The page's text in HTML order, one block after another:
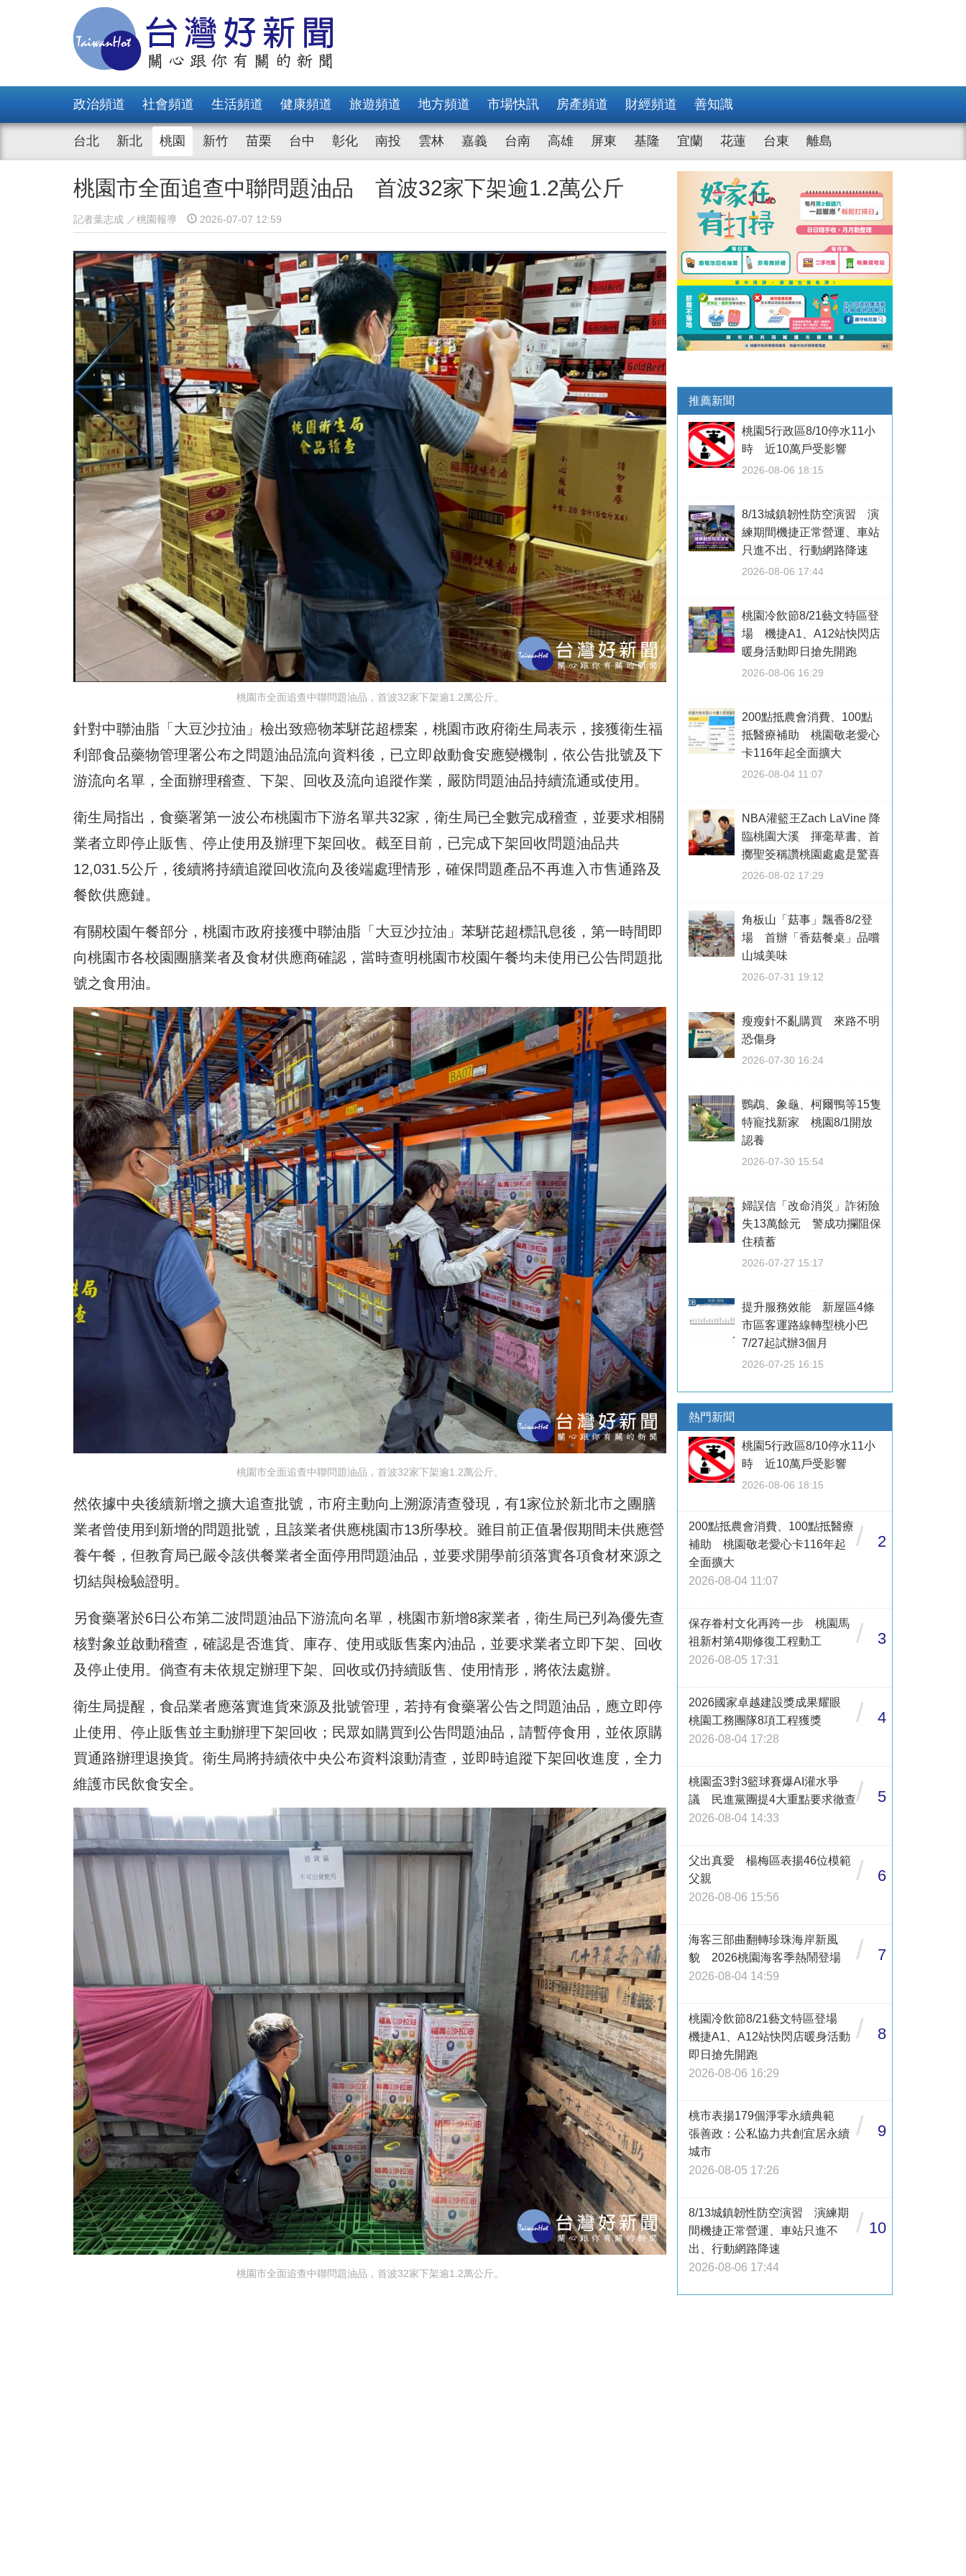
政治頻道 社會頻道 生活頻道 健康頻道 旅遊頻道 地方頻道 市場快訊 房產頻道 財經頻道 善知識
台北 新北 桃園 新竹 苗栗 台中 彰化 南投 雲林 嘉義 台南 高雄 屏東 基隆 宜蘭 花蓮 台東 離島
桃園市全面追查中聯問題油品 首波32家下架逾1.2萬公斤
記者葉志成 ／桃園報導 2026-07-07 12:59
桃園市全面追查中聯問題油品，首波32家下架逾1.2萬公斤。
針對中聯油脂「大豆沙拉油」檢出致癌物苯駢芘超標案，桃園市政府衛生局表示，接獲衛生福
利部食品藥物管理署公布之問題油品流向資料後，已立即啟動食安應變機制，依公告批號及下
游流向名單，全面辦理稽查、下架、回收及流向追蹤作業，嚴防問題油品持續流通或使用。
衛生局指出，食藥署第一波公布桃園市下游名單共32家，衛生局已全數完成稽查，並要求相關
業者立即停止販售、停止使用及辦理下架回收。截至目前，已完成下架回收問題油品共
12,031.5公斤，後續將持續追蹤回收流向及後端處理情形，確保問題產品不再進入市售通路及
餐飲供應鏈。
有關校園午餐部分，桃園市政府接獲中聯油脂「大豆沙拉油」苯駢芘超標訊息後，第一時間即
向桃園市各校園團膳業者及食材供應商確認，當時查明桃園市校園午餐均未使用已公告問題批
號之食用油。
桃園市全面追查中聯問題油品，首波32家下架逾1.2萬公斤。
然依據中央後續新增之擴大追查批號，市府主動向上溯源清查發現，有1家位於新北市之團膳
業者曾使用到新增的問題批號，且該業者供應桃園市13所學校。雖目前正值暑假期間未供應營
養午餐，但教育局已嚴令該供餐業者全面停用問題油品，並要求開學前須落實各項食材來源之
切結與檢驗證明。
另食藥署於6日公布第二波問題油品下游流向名單，桃園市新增8家業者，衛生局已列為優先查
核對象並啟動稽查，確認是否進貨、庫存、使用或販售案內油品，並要求業者立即下架、回收
及停止使用。倘查有未依規定辦理下架、回收或仍持續販售、使用情形，將依法處辦。
衛生局提醒，食品業者應落實進貨來源及批號管理，若持有食藥署公告之問題油品，應立即停
止使用、停止販售並主動辦理下架回收；民眾如購買到公告問題油品，請暫停食用，並依原購
買通路辦理退換貨。衛生局將持續依中央公布資料滾動清查，並即時追蹤下架回收進度，全力
維護市民飲食安全。
桃園市全面追查中聯問題油品，首波32家下架逾1.2萬公斤。
推薦新聞
桃園5行政區8/10停水11小
時 近10萬戶受影響
2026-08-06 18:15
8/13城鎮韌性防空演習 演
練期間機捷正常營運、車站
只進不出、行動網路降速
2026-08-06 17:44
桃園冷飲節8/21藝文特區登
場 機捷A1、A12站快閃店
暖身活動即日搶先開跑
2026-08-06 16:29
200點抵農會消費、100點
抵醫療補助 桃園敬老愛心
卡116年起全面擴大
2026-08-04 11:07
NBA灌籃王Zach LaVine 降
臨桃園大溪 揮毫草書、首
擲聖筊稱讚桃園處處是驚喜
2026-08-02 17:29
角板山「菇事」飄香8/2登
場 首辦「香菇餐桌」品嚐
山城美味
2026-07-31 19:12
瘦瘦針不亂購買 來路不明
恐傷身
2026-07-30 16:24
鸚鵡、象龜、柯爾鴨等15隻
特寵找新家 桃園8/1開放
認養
2026-07-30 15:54
婦誤信「改命消災」詐術險
失13萬餘元 警成功攔阻保
住積蓄
2026-07-27 15:17
提升服務效能 新屋區4條
市區客運路線轉型桃小巴
7/27起試辦3個月
2026-07-25 16:15
熱門新聞
桃園5行政區8/10停水11小
時 近10萬戶受影響
2026-08-06 18:15
200點抵農會消費、100點抵醫療
補助 桃園敬老愛心卡116年起
全面擴大
2026-08-04 11:07
/ 2
保存眷村文化再跨一步 桃園馬
祖新村第4期修復工程動工
2026-08-05 17:31
/ 3
2026國家卓越建設獎成果耀眼
桃園工務團隊8項工程獲獎
2026-08-04 17:28
/ 4
桃園盃3對3籃球賽爆AI灌水爭
議 民進黨團提4大重點要求徹查
2026-08-04 14:33
/ 5
父出真愛 楊梅區表揚46位模範
父親
2026-08-06 15:56
/ 6
海客三部曲翻轉珍珠海岸新風
貌 2026桃園海客季熱鬧登場
2026-08-04 14:59
/ 7
桃園冷飲節8/21藝文特區登場
機捷A1、A12站快閃店暖身活動
即日搶先開跑
2026-08-06 16:29
/ 8
桃市表揚179個淨零永續典範
張善政：公私協力共創宜居永續
城市
2026-08-05 17:26
/ 9
8/13城鎮韌性防空演習 演練期
間機捷正常營運、車站只進不
出、行動網路降速
2026-08-06 17:44
/ 10